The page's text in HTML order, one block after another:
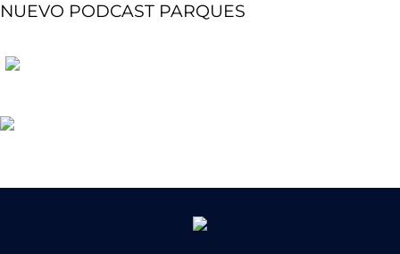
NUEVO PODCAST PARQUES